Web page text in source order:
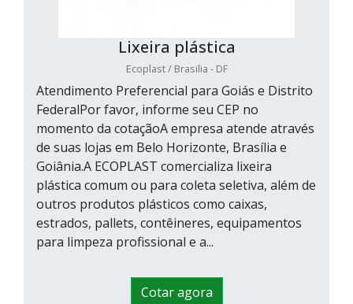
Lixeira plástica
Ecoplast / Brasilia - DF
Atendimento Preferencial para Goiás e Distrito
FederalPor favor, informe seu CEP no
momento da cotaçãoA empresa atende através
de suas lojas em Belo Horizonte, Brasília e
Goiânia.A ECOPLAST comercializa lixeira
plástica comum ou para coleta seletiva, além de
outros produtos plásticos como caixas,
estrados, pallets, contêineres, equipamentos
para limpeza profissional e a...
Cotar agora